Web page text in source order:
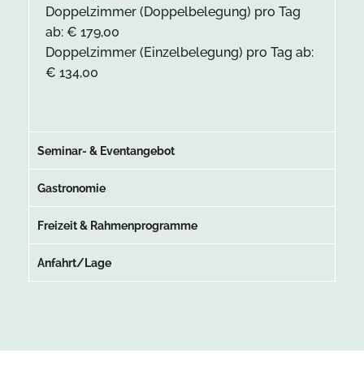
Doppelzimmer (Doppelbelegung) pro Tag
ab: € 179,00
Doppelzimmer (Einzelbelegung) pro Tag ab:
€ 134,00
Seminar- & Eventangebot
Gastronomie
Freizeit & Rahmenprogramme
Anfahrt/Lage